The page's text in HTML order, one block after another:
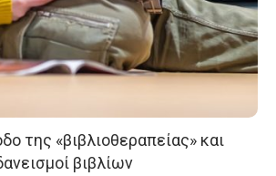
της «βιβλιοθεραπείας» και
βιβλίων